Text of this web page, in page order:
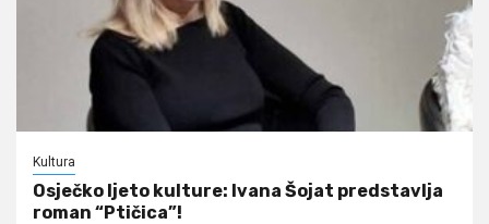
Kultura
Osječko ljeto kulture: Ivana Šojat predstavlja
roman “Ptičica”!